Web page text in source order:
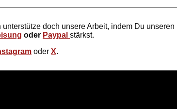
unterstütze doch unsere Arbeit, indem Du
oder Paypal stärkst.
oder X.